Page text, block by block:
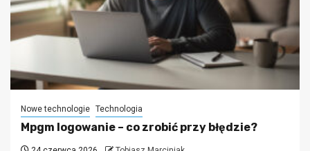
Nowe technologie Technologia
Mpgm logowanie – co zrobić przy błędzie?